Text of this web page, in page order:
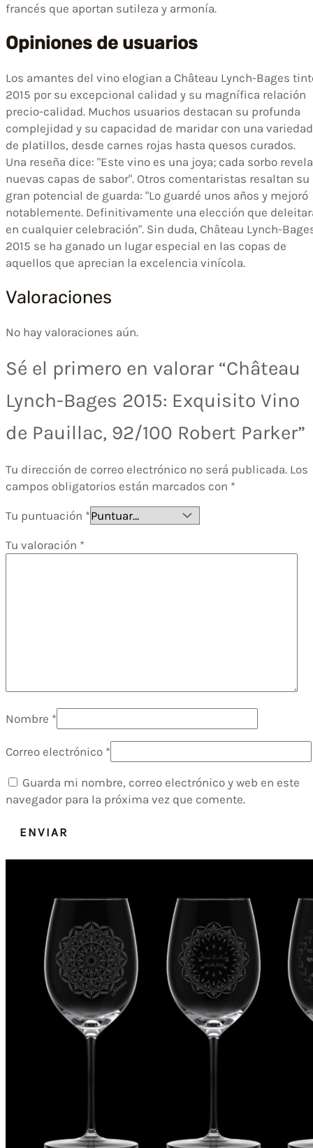
francés que aportan sutileza y armonía.
Opiniones de usuarios
Los amantes del vino elogian a Château Lynch-Bages
2015 por su excepcional calidad y su magnífica relación
precio-calidad. Muchos usuarios destacan su profunda
complejidad y su capacidad de maridar con una variedad
de platillos, desde carnes rojas hasta quesos curados.
Una reseña dice: "Este vino es una joya; cada sorbo revela
nuevas capas de sabor". Otros comentaristas resaltan su
gran potencial de guarda: "Lo guardé unos años y mejoró
notablemente. Definitivamente una elección que
en cualquier celebración". Sin duda, Château Lynch-
2015 se ha ganado un lugar especial en las copas de
aquellos que aprecian la excelencia vinícola.
Valoraciones
No hay valoraciones aún.
Sé el primero en valorar “Château
Lynch-Bages 2015: Exquisito Vino
de Pauillac, 92/100 Robert Parker”
Tu dirección de correo electrónico no será publicada. Los
campos obligatorios están marcados con *
Tu puntuación *
Tu valoración *
Nombre *
Correo electrónico *
Guarda mi nombre, correo electrónico y web en este
navegador para la próxima vez que comente.